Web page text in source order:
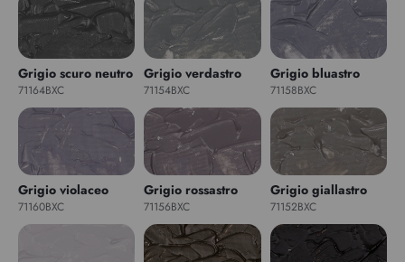
Grigio scuro neutro
71164BXC
Grigio verdastro
71154BXC
Grigio bluastro
71158BXC
Grigio violaceo
71160BXC
Grigio rossastro
71156BXC
Grigio giallastro
71152BXC